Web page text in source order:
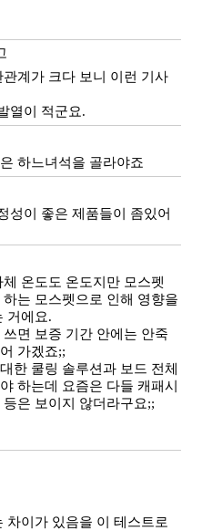
계가 크다 보니 이런 기사
열이 적군요.
하느녀석을 골라야죠
성이 좋은 제품들이 좀있어
온도도 온도지만 모스펫
는 모스펫으로 인해 영향을
거에요.
면 보증 기간 안에는 안죽
가겠죠;;
한 쿨링 솔루션과 보드 전체
하는데 요즘은 다들 캐패시
은 보이지 않더라구요;;
차이가 있음을 이 테스트로